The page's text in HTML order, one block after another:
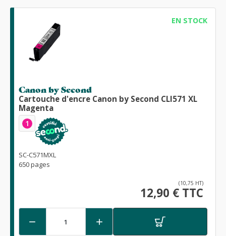
EN STOCK
Canon by Second
Cartouche d'encre Canon by Second CLI571 XL
Magenta
1
SC-C571MXL
650 pages
(10,75 HT)
12,90 € TTC
 